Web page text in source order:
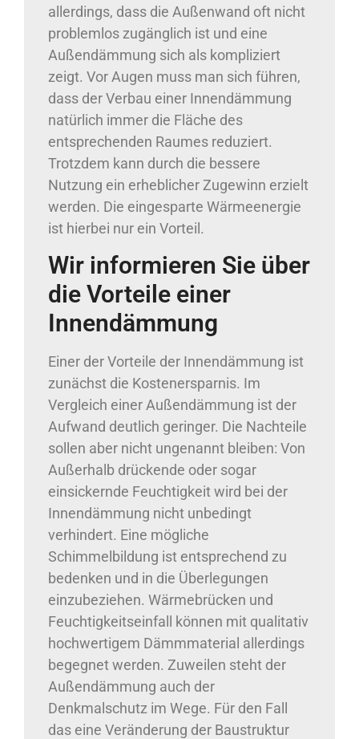
allerdings, dass die Außenwand oft nicht
problemlos zugänglich ist und eine
Außendämmung sich als kompliziert
zeigt. Vor Augen muss man sich führen,
dass der Verbau einer Innendämmung
natürlich immer die Fläche des
entsprechenden Raumes reduziert.
Trotzdem kann durch die bessere
Nutzung ein erheblicher Zugewinn erzielt
werden. Die eingesparte Wärmeenergie
ist hierbei nur ein Vorteil.
Wir informieren Sie über
die Vorteile einer
Innendämmung
Einer der Vorteile der Innendämmung ist
zunächst die Kostenersparnis. Im
Vergleich einer Außendämmung ist der
Aufwand deutlich geringer. Die Nachteile
sollen aber nicht ungenannt bleiben: Von
Außerhalb drückende oder sogar
einsickernde Feuchtigkeit wird bei der
Innendämmung nicht unbedingt
verhindert. Eine mögliche
Schimmelbildung ist entsprechend zu
bedenken und in die Überlegungen
einzubeziehen. Wärmebrücken und
Feuchtigkeitseinfall können mit qualitativ
hochwertigem Dämmmaterial allerdings
begegnet werden. Zuweilen steht der
Außendämmung auch der
Denkmalschutz im Wege. Für den Fall
das eine Veränderung der Baustruktur